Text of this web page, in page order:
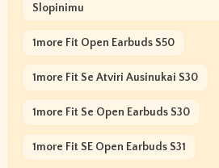
Slopinimu
1more Fit Open Earbuds S50
1more Fit Se Atviri Ausinukai S30
1more Fit Se Open Earbuds S30
1more Fit SE Open Earbuds S31